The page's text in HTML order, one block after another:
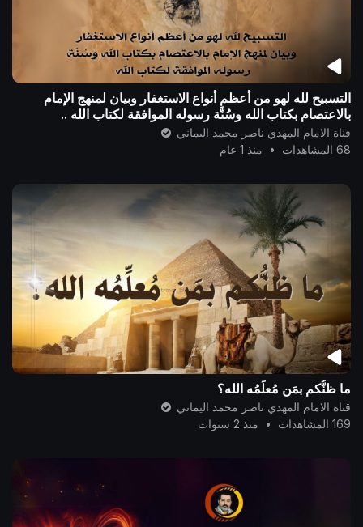
التسبيح لله لهو من أعظم أنواع الاستغفار وبيان لمنهج الإمام
بالاعتصام بكتاب الله وسُنَّة رسوله الموافقة لكتاب الله ..
قناة الامام المهدي ناصر محمد اليماني
68 المشاهدات
• منذ 1 عام
ما ظنُّكم بمَن مُعلِّمُه الله؟
قناة الامام المهدي ناصر محمد اليماني
169 المشاهدات
• منذ 2 سنوات